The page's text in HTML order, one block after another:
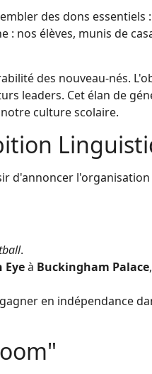
des dons
nos élèves, munis de
des nouveau-nés.
leaders. Cet élan de
culture scolaire.
d'annoncer
.
Eyeà Buckingham Palace
en indépendance